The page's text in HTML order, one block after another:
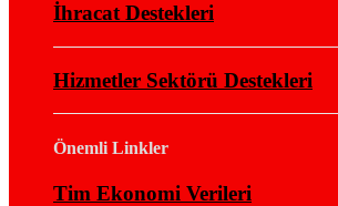
İhracat Destekleri
Hizmetler Sektörü Destekleri
Önemli Linkler
Tim Ekonomi Verileri